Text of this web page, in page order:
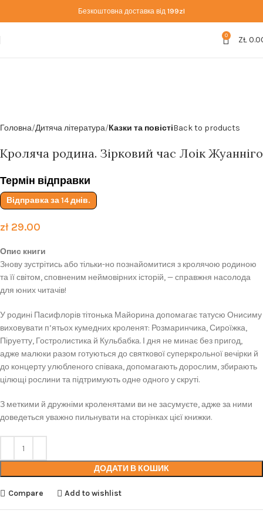
Безкоштовна доставка від 199zl
0 ZŁ
Головна Дитяча література Казки та повістіBack to products
Кроляча родина. Зірковий час Лоік Жуанніго
Термін відправки
Відправка за 14 днів.
zł29.00
Опис книги
Знову зустрітись або тільки-но познайомитися з кролячою родиною
та її світом, сповненим неймовірних історій, — справжня насолода
для юних читачів!
У родині Пасифлорів тітонька Майорина допомагає татусю Онисиму
виховувати п’ятьох кумедних кроленят: Розмаринчика, Сироїжка,
Піруетту, Гостролистика й Кульбабка. І дня не минає без пригод,
адже малюки разом готуються до святкової суперкрольної вечірки й
до концерту улюбленого співака, допомагають дорослим, збирають
цілющі рослини та підтримують одне одного у скруті.
З меткими й дружніми кроленятами ви не засумуєте, адже за ними
доведеться уважно пильнувати на сторінках цієї книжки.
ДОДАТИ В КОШИК
Compare Add to wishlist